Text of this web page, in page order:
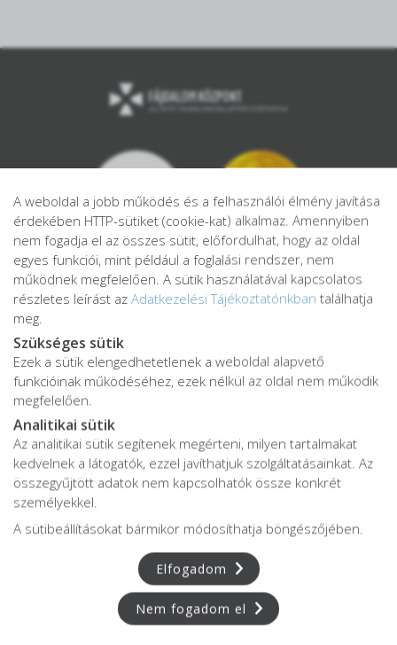
Adatkezelési tájékoztató
Adatvédelmi tájékoztató
Impresszum
Karrier
Az oldalon feltüntetett árak az ÁFÁ-t tartalmazzák!
Shutterstock.comés aCanva.com
kerültek felhasználásra.
Copyright © 2026 •
• Minden jog fenntartva.
Developed by Appon&György Nándor
A weboldal a jobb működés és a felhasználói élmény javítása
érdekében HTTP-sütiket (cookie-kat) alkalmaz. Amennyiben
nem fogadja el az összes sütit, előfordulhat, hogy az oldal
egyes funkciói, mint például a foglalási rendszer, nem
működnek megfelelően. A sütik használatával kapcsolatos
részletes leírást az Adatkezelési Tájékoztatónkban találhatja
meg.
Szükséges sütik
Ezek a sütik elengedhetetlenek a weboldal alapvető
funkcióinak működéséhez, ezek nélkül az oldal nem működik
megfelelően.
Analitikai sütik
Az analitikai sütik segítenek megérteni, milyen tartalmakat
kedvelnek a látogatók, ezzel javíthatjuk szolgáltatásainkat. Az
összegyűjtött adatok nem kapcsolhatók össze konkrét
személyekkel.
A sütibeállításokat bármikor módosíthatja böngészőjében.
Elfogadom
Nem fogadom el